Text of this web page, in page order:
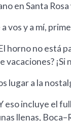
en Santa
vos y a mí,
horno no está
vacaciones?
lugar a la
eso incluye el
llenas,